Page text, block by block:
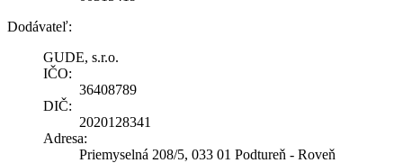
Dodávateľ:
GUDE, s.r.o.
IČO:
36408789
DIČ:
2020128341
Adresa:
Priemyselná 208/5, 033 01 Podtureň - Roveň